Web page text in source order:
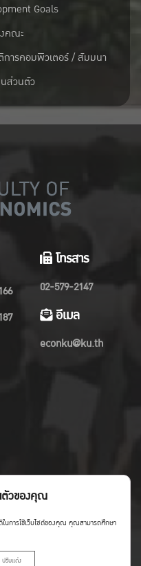
Goals
คณะ
การคอมพิวเตอร์ / สัมมนา
ส่วนตัว
โทรสาร
02-579-2147
อีเมล
econku@ku.th
ตัวของคุณ
นการใช้เว็บไซต์ของคุณ คุณสามารถศึกษา
ปรับแต่ง